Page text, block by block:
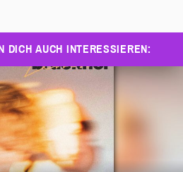
DICH AUCH INTERESSIEREN: